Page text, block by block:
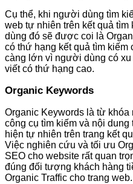
Cụ thể, khi người dùng tìm
web tự nhiên trên kết quả
dùng đó sẽ được coi là
có thứ hạng kết quả tìm
càng lớn vì người dùng có
viết có thứ hạng cao.
Organic Keywords
Organic Keywords là từ
công cụ tìm kiếm và nội
hiện tự nhiên trên trang kết
Việc nghiên cứu và tối ưu
SEO cho website rất quan
đúng đối tượng khách hàng
Organic Traffic cho trang web.